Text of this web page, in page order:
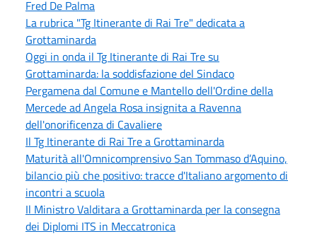
Fred De Palma
La rubrica "Tg Itinerante di Rai Tre" dedicata a
Grottaminarda
Oggi in onda il Tg Itinerante di Rai Tre su
Grottaminarda: la soddisfazione del Sindaco
Pergamena dal Comune e Mantello dell'Ordine della
Mercede ad Angela Rosa insignita a Ravenna
dell'onorificenza di Cavaliere
Il Tg Itinerante di Rai Tre a Grottaminarda
Maturità all'Omnicomprensivo San Tommaso d’Aquino,
bilancio più che positivo: tracce d'Italiano argomento di
incontri a scuola
Il Ministro Valditara a Grottaminarda per la consegna
dei Diplomi ITS in Meccatronica